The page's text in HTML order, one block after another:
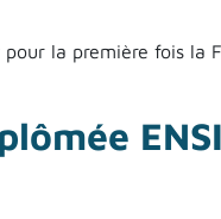
la première fois la
durable